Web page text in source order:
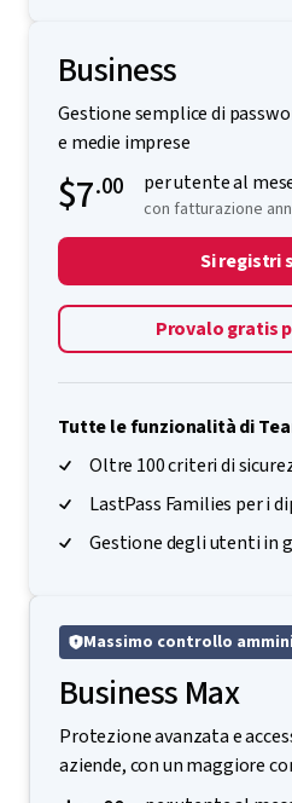
Business
Gestione semplice di
e medie imprese
$7.00 per utente al
con fatturazione
Si registri
Provalo gratis
Massimo controllo
Business Max
Protezione avanzata e